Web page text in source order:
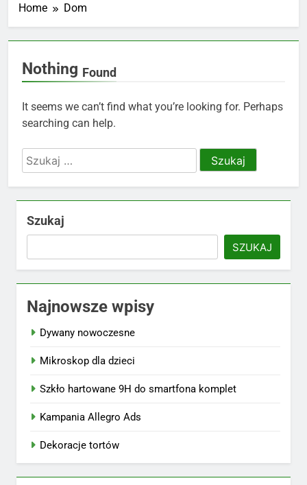
Home Dom
Nothing Found
It seems we can’t find what you’re looking for. Perhaps
searching can help.
Szukaj:
Szukaj
SZUKAJ
Najnowsze wpisy
Dywany nowoczesne
Mikroskop dla dzieci
Szkło hartowane 9H do smartfona komplet
Kampania Allegro Ads
Dekoracje tortów